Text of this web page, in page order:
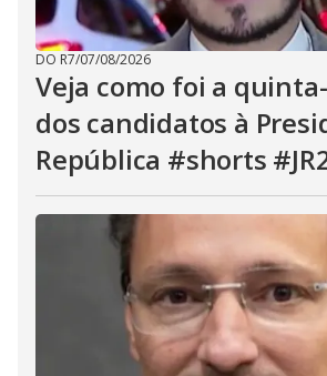
DO R7/07/08/2026
Veja como foi a
dos candidatos à
República #shorts